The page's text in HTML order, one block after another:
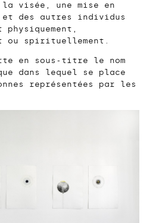
visée, une mise en
des autres individus
physiquement,
ou spirituellement.
en sous-titre le nom
dans lequel se place
représentées par les